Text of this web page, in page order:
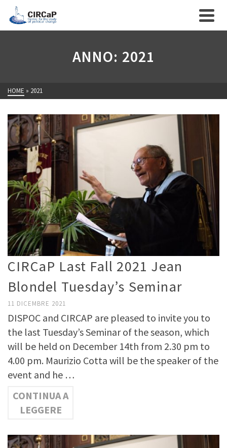
ANNO: 2021
HOME » 2021
CIRCaP Last Fall 2021 Jean
Blondel Tuesday’s Seminar
11 DICEMBRE 2021
DISPOC and CIRCAP are pleased to invite you to
the last Tuesday’s Seminar of the season, which
will be held on December 14th from 2.30 pm to
4.00 pm. Maurizio Cotta will be the speaker of the
event and he …
CONTINUA A
LEGGERE